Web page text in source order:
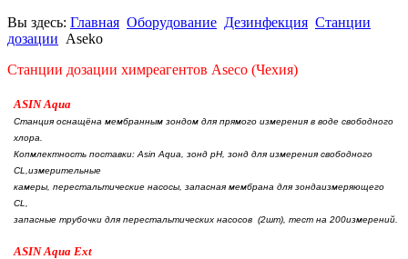
Вы здесь: Главная Оборудование Дезинфекция Станции
дозации Aseko
Станции дозации химреагентов Aseco (Чехия)
ASIN Aqua
Станция оснащёна мембранным зондом для прямого измерения в воде свободного
хлора
Копмлектность поставки: Asin Aqua, зонд pH, зонд для измерения свободного
CL, измерительные
камеры перестальтические насосы запасная мембрана для зондаизмеряющего
CL,
запасные трубочки для перестальтических насосов (2шт), тест на 200измерений.
ASIN Aqua Ext